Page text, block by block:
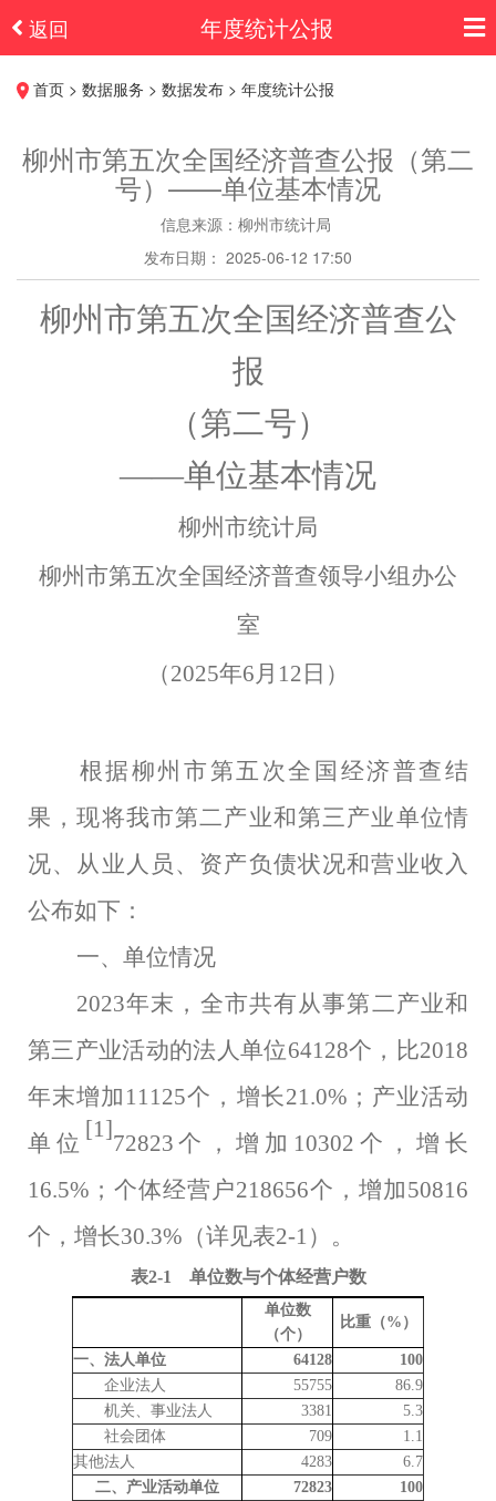
返回 年度统计公报
首页 > 数据服务 > 数据发布 > 年度统计公报
柳州市第五次全国经济普查公报（第二
号）——单位基本情况
信息来源：柳州市统计局
发布日期： 2025-06-12 17:50
柳州市第五次全国经济普查公
报
（第二号）
——单位基本情况
柳州市统计局
柳州市第五次全国经济普查领导小组办公
室
（2025年6月 12 日 ）
根据柳州市第五次全国经济普查结
果，现将我市第二产业和第三产业单位情
况、从业人员、资产负债状况和营业收入
公布如下：
一、单位情况
2023年末，全市共有从事第二产业和
第三产业活动的法人单位64128个，比2018
年末增加 11125个，增长21.0%；产业活动
单位
[1]
72823 个，增加 10302 个，增长
16.5%；个体经营户218656个，增加50816
个，增长30.3%（详见表2-1 ）。
表2-1 单位数与个体经营户数
单位数
（个）
比重（% ）
一、法人单位 64128
100
企业法人
55755
86.9
机关、事业法人
3381
5.3
社会团体
709
1.1
其他法人
4283
6.7
二、产业活动单位
72823
100